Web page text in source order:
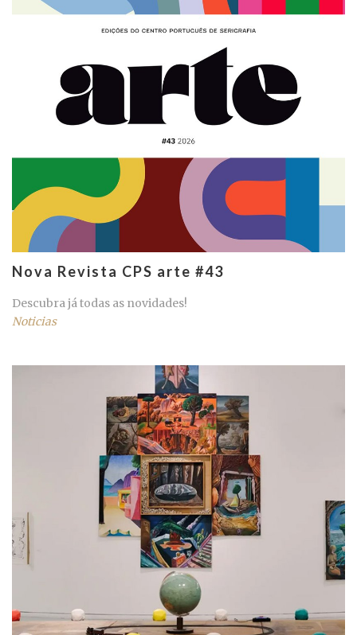
Nova Revista CPS arte #43
Descubra já todas as novidades!
Noticias